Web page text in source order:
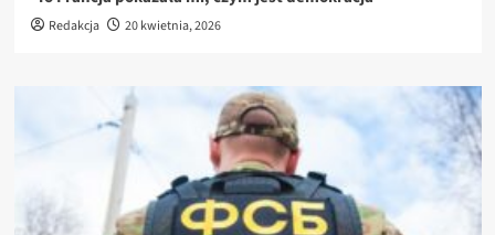
Redakcja 20 kwietnia, 2026